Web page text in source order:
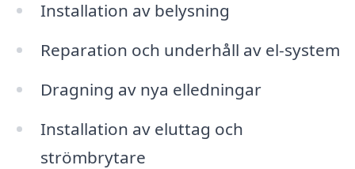
Installation av belysning
Reparation och underhåll av el-system
Dragning av nya elledningar
Installation av eluttag och
strömbrytare